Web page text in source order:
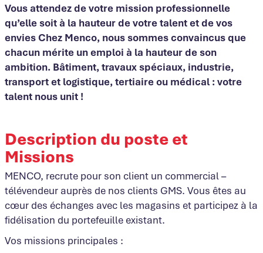
Vous attendez de votre mission professionnelle
qu’elle soit à la hauteur de votre talent et de vos
envies Chez Menco, nous sommes convaincus que
chacun mérite un emploi à la hauteur de son
ambition. Bâtiment, travaux spéciaux, industrie,
transport et logistique, tertiaire ou médical : votre
talent nous unit !
Description du poste et
Missions
MENCO, recrute pour son client un commercial –
télévendeur auprès de nos clients GMS. Vous êtes au
cœur des échanges avec les magasins et participez à la
fidélisation du portefeuille existant.
Vos missions principales :